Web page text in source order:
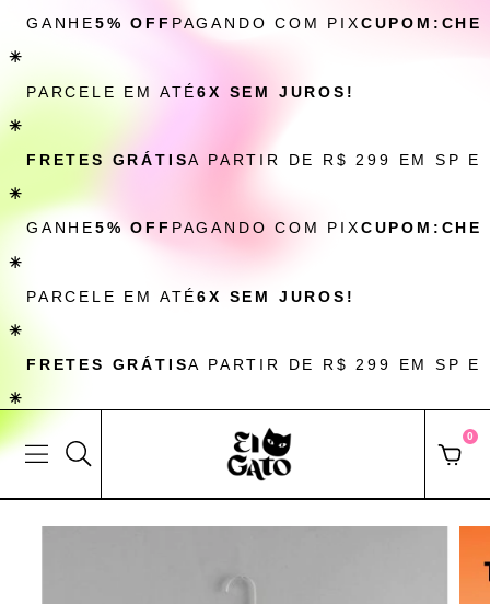
GANHE5% OFF PAGANDO COM PIX
✳
PARCELE EM ATÉ6X SEM JUROS!
✳
FRETES GRÁTISA PARTIR DE R$ 299 EM SP
✳
GANHE5% OFF PAGANDO COM PIX
✳
PARCELE EM ATÉ6X SEM JUROS!
✳
FRETES GRÁTISA PARTIR DE R$ 299 EM SP
✳
0